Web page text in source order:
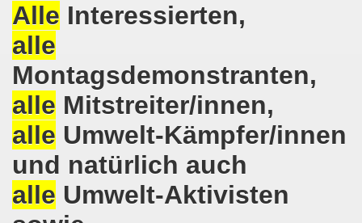
Alle Interessierten,
alle
Montagsdemonstranten,
alle Mitstreiter/innen,
alle Umwelt-Kämpfer/innen
und natürlich auch
alle Umwelt-Aktivisten
Januar 2016 mit vielen brennenden Themen
am 11. Januar 2016 im Zeichen des Protests
sich ein Jahr nach der Werkschließung - Die
2016 - der Anfang ist gemacht
Bewegung startet ins Jahr 2016
Bewegung solidarisch mit Vaillant-Belegschaft